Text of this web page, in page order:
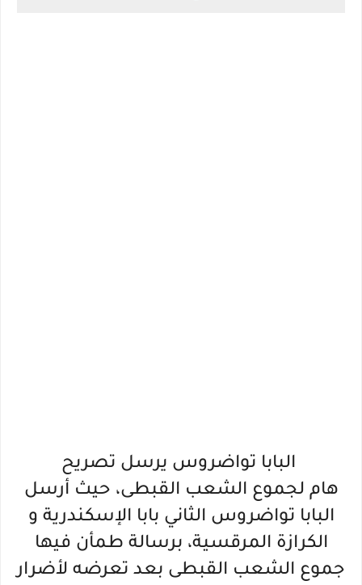
البابا تواضروس يرسل تصريح
هام لجموع الشعب القبطى، حيث أرسل
البابا تواضروس الثاني بابا الإسكندرية و
الكرازة المرقسية، برسالة طمأن فيها
جموع الشعب القبطى بعد تعرضه لأضرار